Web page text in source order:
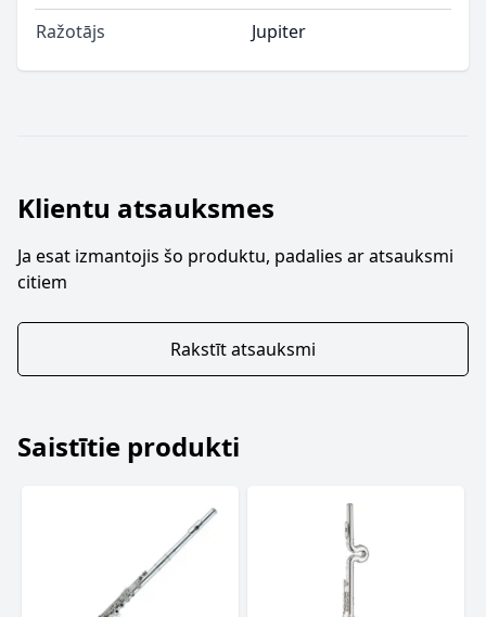
Ražotājs
Jupiter
Klientu atsauksmes
Ja esat izmantojis šo produktu, padalies ar atsauksmi
citiem
Rakstīt atsauksmi
Saistītie produkti